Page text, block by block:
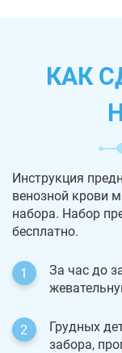
КАК
Инструкция
венозной крови
набора. Набор
бесплатно.
За час до
Грудных
забора,